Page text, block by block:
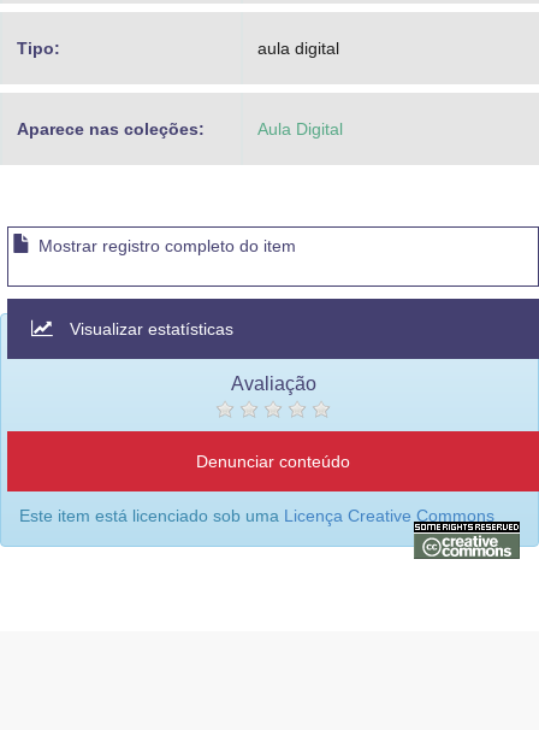
Tipo: aula digital
Aparece nas coleções: Aula Digital
Mostrar registro completo do item
Visualizar estatísticas
Avaliação
Denunciar conteúdo
Este item está licenciado sob uma Licença Creative Commons